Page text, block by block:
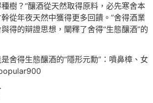
樹？“釀酒從天然取得原料，必先寒舍本
從年夜天然中獲得更多回饋。”舍得酒業
得的辯證思想，闡釋了舍得“生態釀酒”的
舍得生態釀酒的“隱形元勳”：噴鼻樟、女